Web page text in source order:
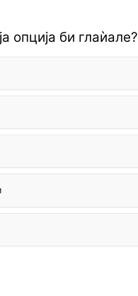
опција би глаѝале?